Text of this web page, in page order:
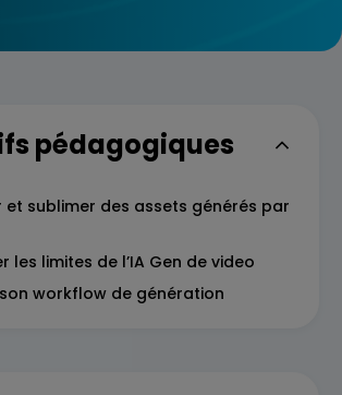
pédagogiques
et sublimer des assets générés par
les limites de l’IA Gen de video
workflow de génération